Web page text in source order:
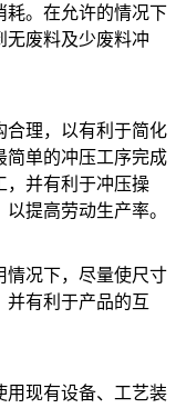
耗。在允许的情况下
无废料及少废料冲
合理，以有利于简化
简单的冲压工序完成
，并有利于冲压操
提高劳动生产率。
情况下，尽量使尺寸
并有利于产品的互
用现有设备、工艺装